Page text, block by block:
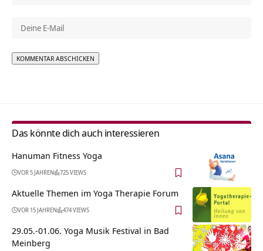
Das könnte dich auch interessieren
Hanuman Fitness Yoga
VOR 5 JAHREN 725 VIEWS
Aktuelle Themen im Yoga Therapie Forum
VOR 15 JAHREN 474 VIEWS
29.05.-01.06. Yoga Musik Festival in Bad
Meinberg